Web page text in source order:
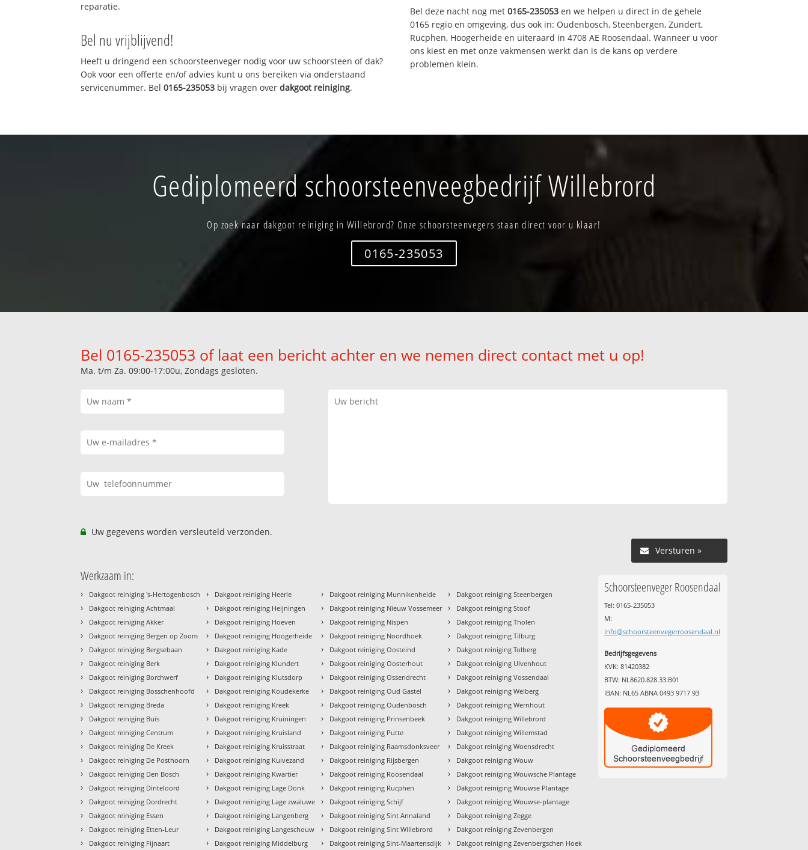
reparatie.
Bel nu vrijblijvend!
Heeft u dringend een schoorsteenveger nodig voor uw schoorsteen of dak?
Ook voor een offerte en/of advies kunt u ons bereiken via onderstaand
servicenummer. Bel0165-235053 bij vragen overdakgoot reiniging.
Bel deze nacht nog met 0165-235053 en we helpen u direct in de gehele
0165 regio en omgeving, dus ook in: Oudenbosch, Steenbergen, Zundert,
Rucphen, Hoogerheide en uiteraard in 4708 AE Roosendaal. Wanneer u voor
ons kiest en met onze vakmensen werkt dan is de kans op verdere
problemen klein.
Gediplomeerd schoorsteenveegbedrijf Willebrord
Op zoek naar dakgoot reiniging in Willebrord? Onze schoorsteenvegers staan direct voor u klaar!
0165-235053
Bel 0165-235053 of laat een bericht achter en we nemen direct contact met u op!
Ma. t/m Za. 09:00-17:00u, Zondags gesloten.
Uw gegevens worden versleuteld verzonden.
Versturen »
Werkzaam in:
› Dakgoot reiniging 's-Hertogenbosch
› Dakgoot reiniging Achtmaal
› Dakgoot reiniging Akker
› Dakgoot reiniging Bergen op Zoom
› Dakgoot reiniging Bergsebaan
› Dakgoot reiniging Berk
› Dakgoot reiniging Borchwerf
› Dakgoot reiniging Bosschenhoofd
› Dakgoot reiniging Breda
› Dakgoot reiniging Buis
› Dakgoot reiniging Centrum
› Dakgoot reiniging De Kreek
› Dakgoot reiniging De Posthoorn
› Dakgoot reiniging Den Bosch
› Dakgoot reiniging Dinteloord
› Dakgoot reiniging Dordrecht
› Dakgoot reiniging Essen
› Dakgoot reiniging Etten-Leur
› Dakgoot reiniging Fijnaart
› Dakgoot reiniging Heerle
› Dakgoot reiniging Heijningen
› Dakgoot reiniging Hoeven
› Dakgoot reiniging Hoogerheide
› Dakgoot reiniging Kade
› Dakgoot reiniging Klundert
› Dakgoot reiniging Klutsdorp
› Dakgoot reiniging Koudekerke
› Dakgoot reiniging Kreek
› Dakgoot reiniging Kruiningen
› Dakgoot reiniging Kruisland
› Dakgoot reiniging Kruisstraat
› Dakgoot reiniging Kuivezand
› Dakgoot reiniging Kwartier
› Dakgoot reiniging Lage Donk
› Dakgoot reiniging Lage zwaluwe
› Dakgoot reiniging Langenberg
› Dakgoot reiniging Langeschouw
› Dakgoot reiniging Middelburg
› Dakgoot reiniging Munnikenheide
› Dakgoot reiniging Nieuw Vossemeer
› Dakgoot reiniging Nispen
› Dakgoot reiniging Noordhoek
› Dakgoot reiniging Oosteind
› Dakgoot reiniging Oosterhout
› Dakgoot reiniging Ossendrecht
› Dakgoot reiniging Oud Gastel
› Dakgoot reiniging Oudenbosch
› Dakgoot reiniging Prinsenbeek
› Dakgoot reiniging Putte
› Dakgoot reiniging Raamsdonksveer
› Dakgoot reiniging Rijsbergen
› Dakgoot reiniging Roosendaal
› Dakgoot reiniging Rucphen
› Dakgoot reiniging Schijf
› Dakgoot reiniging Sint Annaland
› Dakgoot reiniging Sint Willebrord
› Dakgoot reiniging Sint-Maartensdijk
› Dakgoot reiniging Steenbergen
› Dakgoot reiniging Stoof
› Dakgoot reiniging Tholen
› Dakgoot reiniging Tilburg
› Dakgoot reiniging Tolberg
› Dakgoot reiniging Ulvenhout
› Dakgoot reiniging Vossendaal
› Dakgoot reiniging Welberg
› Dakgoot reiniging Wernhout
› Dakgoot reiniging Willebrord
› Dakgoot reiniging Willemstad
› Dakgoot reiniging Woensdrecht
› Dakgoot reiniging Wouw
› Dakgoot reiniging Wouwsche Plantage
› Dakgoot reiniging Wouwse Plantage
› Dakgoot reiniging Wouwse-plantage
› Dakgoot reiniging Zegge
› Dakgoot reiniging Zevenbergen
› Dakgoot reiniging Zevenbergschen Hoek
Schoorsteenveger Roosendaal
Tel: 0165-235053
M:
info@schoorsteenvegerroosendaal.nl
Bedrijfsgegevens
KVK: 81420382
BTW: NL8620.828.33.B01
IBAN: NL65 ABNA 0493 9717 93